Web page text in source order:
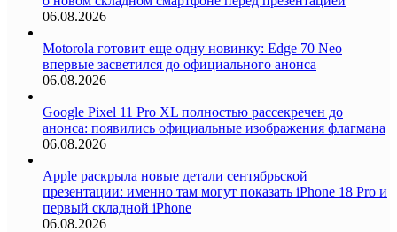
06.08.2026
Motorola готовит еще одну новинку: Edge 70 Neo
впервые засветился до официального анонса
06.08.2026
Google Pixel 11 Pro XL полностью рассекречен до
анонса: появились официальные изображения флагмана
06.08.2026
Apple раскрыла новые детали сентябрьской
презентации: именно там могут показать iPhone 18 Pro и
первый складной iPhone
06.08.2026